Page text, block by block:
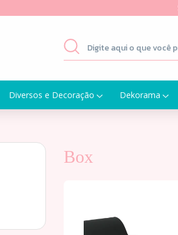
Diversos e Decoração Dekorama
Box